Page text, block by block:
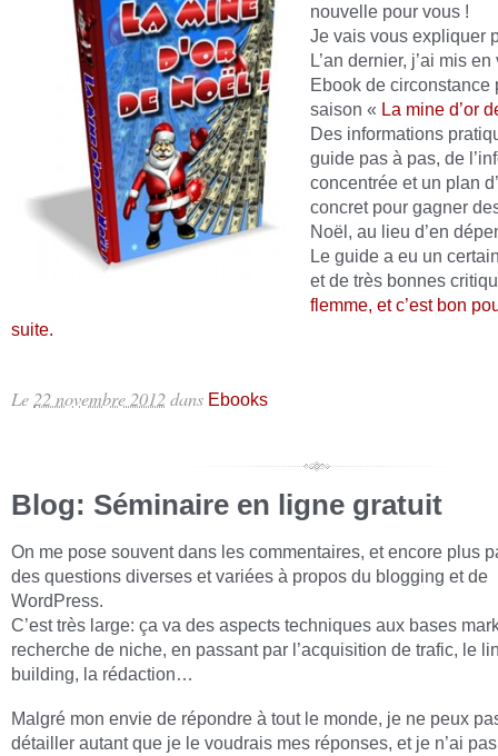
nouvelle pour vous !
Je vais vous expliquer
L’an dernier, j’ai mis
Ebook de circonstance
saison « La mine d’or
Des informations
guide pas à pas, de
concentrée et un plan
concret pour gagner
Noël, au lieu d’en
Le guide a eu un
et de très bonnes
flemme, et c’est bon
suite.
Le 22 novembre 2012dans Ebooks
Blog: Séminaire en ligne gratuit
On me pose souvent dans les commentaires, et encore plus
des questions diverses et variées à propos du blogging et de
WordPress.
C’est très large: ça va des aspects techniques aux bases
recherche de niche, en passant par l’acquisition de trafic, le
building, la rédaction…
Malgré mon envie de répondre à tout le monde, je ne peux
détailler autant que je le voudrais mes réponses, et je n’ai